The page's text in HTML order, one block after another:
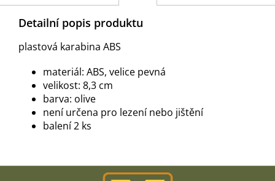
Detailní popis produktu
plastová karabina ABS
materiál: ABS, velice pevná
velikost: 8,3 cm
barva: olive
není určena pro lezení nebo jištění
balení 2 ks
Z